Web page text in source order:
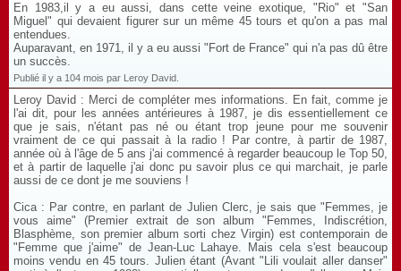
En 1983,il y a eu aussi, dans cette veine exotique, "Rio" et "San
Miguel" qui devaient figurer sur un même 45 tours et qu'on a pas mal
entendues.
Auparavant, en 1971, il y a eu aussi "Fort de France" qui n'a pas dû être
un succès.
Publié il y a 104 mois par Leroy David.
Leroy David : Merci de compléter mes informations. En fait, comme je
l'ai dit, pour les années antérieures à 1987, je dis essentiellement ce
que je sais, n'étant pas né ou étant trop jeune pour me souvenir
vraiment de ce qui passait à la radio ! Par contre, à partir de 1987,
année où à l'âge de 5 ans j'ai commencé à regarder beaucoup le Top 50,
et à partir de laquelle j'ai donc pu savoir plus ce qui marchait, je parle
aussi de ce dont je me souviens !
Cica : Par contre, en parlant de Julien Clerc, je sais que "Femmes, je
vous aime" (Premier extrait de son album "Femmes, Indiscrétion,
Blasphème, son premier album sorti chez Virgin) est contemporain de
"Femme que j'aime" de Jean-Luc Lahaye. Mais cela s'est beaucoup
moins vendu en 45 tours. Julien étant (Avant "Lili voulait aller danser"